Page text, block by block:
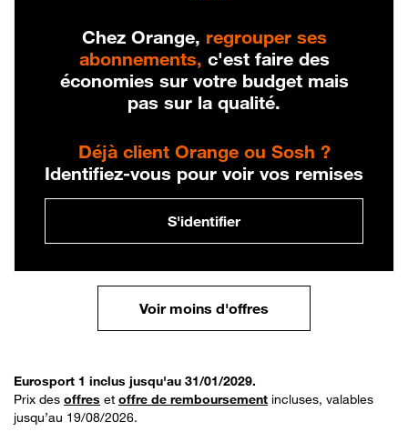
Chez Orange, regrouper ses
abonnements, c'est faire des
économies sur votre budget mais
pas sur la qualité.
Déjà client Orange ou Sosh ?
Identifiez-vous pour voir vos remises
S'identifier
Voir moins d'offres
Eurosport 1 inclus jusqu'au 31/01/2029.
Prix des offres et offre de remboursement incluses, valables
jusqu’au 19/08/2026.